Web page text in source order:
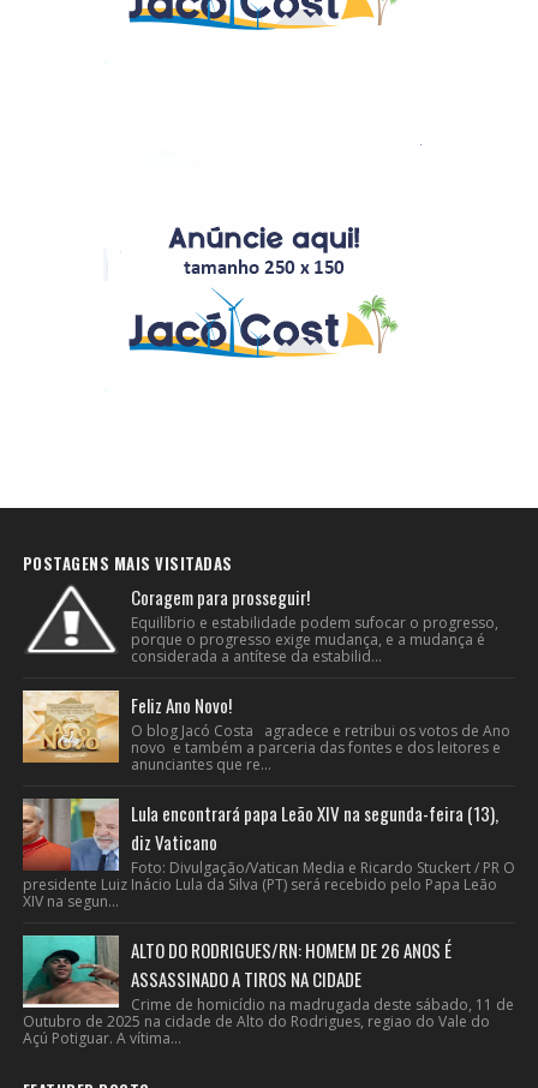
POSTAGENS MAIS VISITADAS
Coragem para prosseguir!
Equilíbrio e estabilidade podem sufocar o progresso,
porque o progresso exige mudança, e a mudança é
considerada a antítese da estabilid...
Feliz Ano Novo!
O blog Jacó Costa agradece e retribui os votos de Ano
novo e também a parceria das fontes e dos leitores e
anunciantes que re...
Lula encontrará papa Leão XIV na segunda-feira (13),
diz Vaticano
Foto: Divulgação/Vatican Media e Ricardo Stuckert / PR O
presidente Luiz Inácio Lula da Silva (PT) será recebido pelo Papa Leão
XIV na segun...
ALTO DO RODRIGUES/RN: HOMEM DE 26 ANOS É
ASSASSINADO A TIROS NA CIDADE
Crime de homicídio na madrugada deste sábado, 11 de
Outubro de 2025 na cidade de Alto do Rodrigues, regiao do Vale do
Açú Potiguar. A vítima...